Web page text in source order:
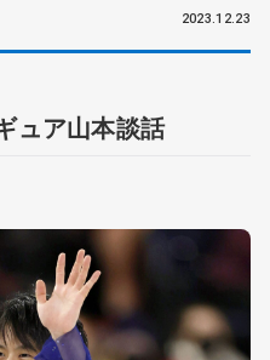
2023.12.23
ュア山本談話